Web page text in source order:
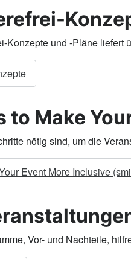
und -Pläne
Make
nötig sind, um die
Event More Inclusive
Vor- und Nachteile,